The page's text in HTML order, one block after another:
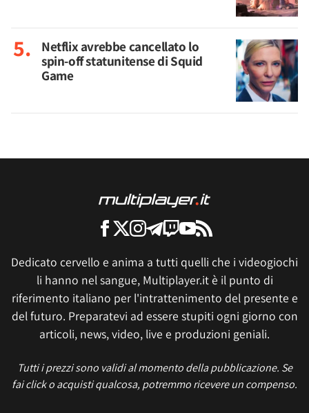
Netflix avrebbe cancellato lo
spin-off statunitense di Squid
Game
Dedicato cervello e anima a tutti quelli che i videogiochi
li hanno nel sangue, Multiplayer.it è il punto di
riferimento italiano per l'intrattenimento del presente e
del futuro. Preparatevi ad essere stupiti ogni giorno con
articoli, news, video, live e produzioni geniali.
Tutti i prezzi sono validi al momento della pubblicazione. Se
fai click o acquisti qualcosa, potremmo ricevere un compenso.